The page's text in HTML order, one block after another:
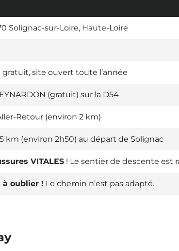
Solignac-sur-Loire, Haute-Loire
gratuit, site ouvert toute l’année
(gratuit) sur la D54
Retour (environ 2 km)
km (environ 2h50) au départ de Solignac
VITALES ! Le sentier de descente est
à oublier ! Le chemin n’est pas adapté.